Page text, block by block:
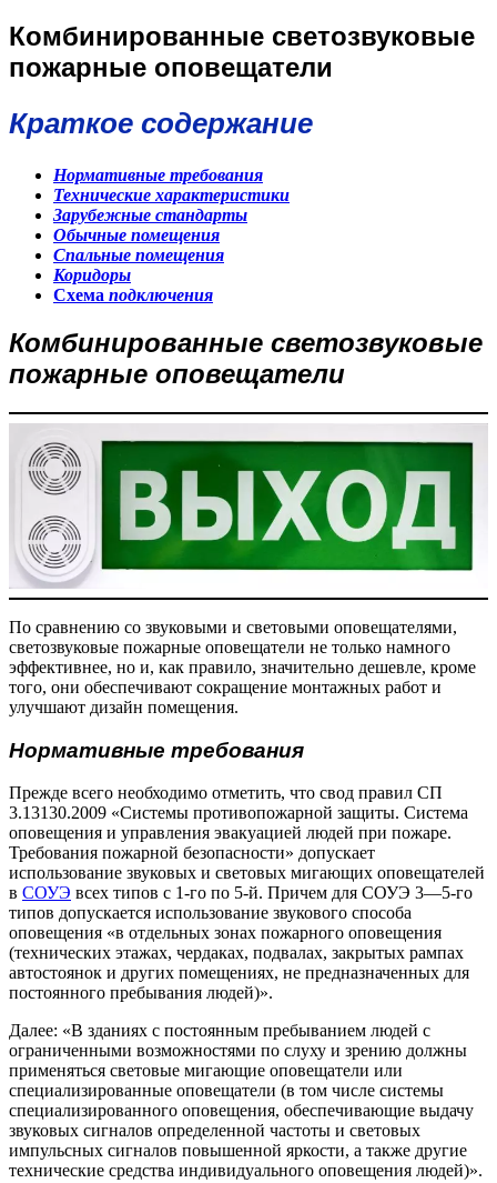
Комбинированные светозвуковые
пожарные оповещатели
Краткое содержание
Нормативные требования
Технические характеристики
Зарубежные стандарты
Обычные помещения
Спальные помещения
Коридоры
Схема подключения
Комбинированные светозвуковые
пожарные оповещатели
По сравнению со звуковыми и световыми оповещателями,
светозвуковые пожарные оповещатели не только намного
эффективнее, но и, как правило, значительно дешевле, кроме
того, они обеспечивают сокращение монтажных работ и
улучшают дизайн помещения.
Нормативные требования
Прежде всего необходимо отметить, что свод правил СП
3.13130.2009 «Системы противопожарной защиты. Система
оповещения и управления эвакуацией людей при пожаре.
Требования пожарной безопасности» допускает
использование звуковых и световых мигающих оповещателей
в СОУЭ всех типов с 1-го по 5-й. Причем для СОУЭ 3—5-го
типов допускается использование звукового способа
оповещения «в отдельных зонах пожарного оповещения
(технических этажах, чердаках, подвалах, закрытых рампах
автостоянок и других помещениях, не предназначенных для
постоянного пребывания людей)».
Далее: «В зданиях с постоянным пребыванием людей с
ограниченными возможностями по слуху и зрению должны
применяться световые мигающие оповещатели или
специализированные оповещатели (в том числе системы
специализированного оповещения, обеспечивающие выдачу
звуковых сигналов определенной частоты и световых
импульсных сигналов повышенной яркости, а также другие
технические средства индивидуального оповещения людей)».